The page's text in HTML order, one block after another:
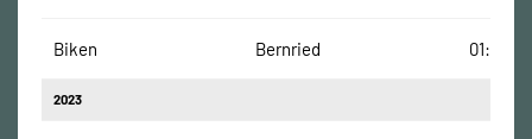
Biken Bernried
2023